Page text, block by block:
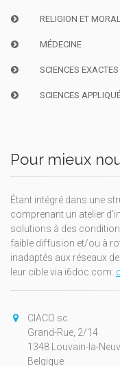
RELIGION ET
MÉDECINE
SCIENCES EXACTES
SCIENCES
Pour mieux
Étant intégré dans une
comprenant un atelier
solutions à des
faible diffusion et/ou à
inadaptés aux réseaux
leur cible via i6doc.com.
CIACO sc
Grand-Rue, 2/14
1348 Louvain-la-
Belgique